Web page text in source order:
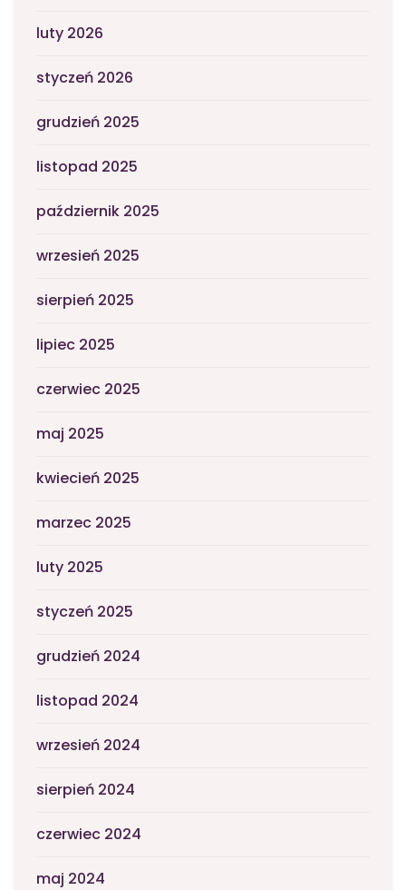
luty 2026
styczeń 2026
grudzień 2025
listopad 2025
październik 2025
wrzesień 2025
sierpień 2025
lipiec 2025
czerwiec 2025
maj 2025
kwiecień 2025
marzec 2025
luty 2025
styczeń 2025
grudzień 2024
listopad 2024
wrzesień 2024
sierpień 2024
czerwiec 2024
maj 2024